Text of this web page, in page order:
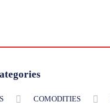
COMODITIES